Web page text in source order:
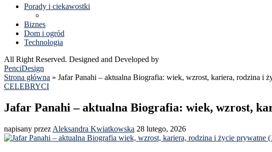
Porady i ciekawostki
Biznes
Dom i ogród
Technologia
All Right Reserved. Designed and Developed by
PenciDesign
Strona główna » Jafar Panahi – aktualna Biografia: wiek, wzrost, kariera, rodzina i
CELEBRYCI
Jafar Panahi – aktualna Biografia: wiek, wzrost,
napisany przez Aleksandra Kwiatkowska 28 lutego, 2026